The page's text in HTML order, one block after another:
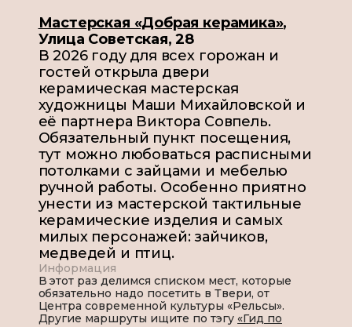
Мастерская «Добрая керамика»,
Улица Советская, 28
В 2026 году для всех горожан и
гостей открыла двери
керамическая мастерская
художницы Маши Михайловской и
её партнера Виктора Совпель.
Обязательный пункт посещения,
тут можно любоваться расписными
потолками с зайцами и мебелью
ручной работы. Особенно приятно
унести из мастерской тактильные
керамические изделия и самых
милых персонажей: зайчиков,
медведей и птиц.
Информация
В этот раз делимся списком мест, которые
обязательно надо посетить в Твери, от
Центра современной культуры «Рельсы».
Другие маршруты ищите по тэгу «Гид по